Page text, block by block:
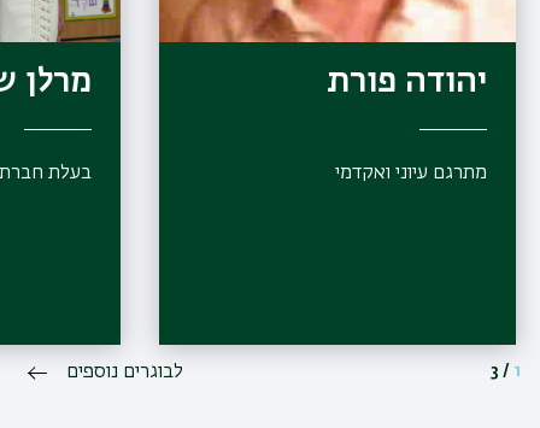
יהודה פורת
מתרגם עיוני ואקדמי
מרלן
בעלת
1
/
3 לבוגרים נוספים